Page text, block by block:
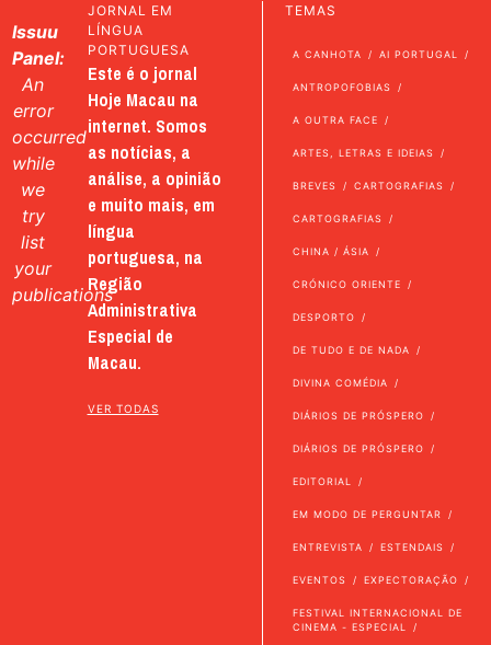
Issuu
Panel:
An
error
occurred
while
we
try
list
your
publications
JORNAL EM
LÍNGUA
PORTUGUESA
Este é o jornal
Hoje Macau na
internet. Somos
as notícias, a
análise, a opinião
e muito mais, em
língua
portuguesa, na
Região
Administrativa
Especial de
Macau.
VER TODAS
TEMAS
A CANHOTA AI PORTUGAL
ANTROPOFOBIAS
A OUTRA FACE
ARTES, LETRAS E IDEIAS
BREVES CARTOGRAFIAS
CARTOGRAFIAS
CHINA / ÁSIA
CRÓNICO ORIENTE
DESPORTO
DE TUDO E DE NADA
DIVINA COMÉDIA
DIÁRIOS DE PRÓSPERO
DIÁRIOS DE PRÓSPERO
EDITORIAL
EM MODO DE PERGUNTAR
ENTREVISTA ESTENDAIS
EVENTOS EXPECTORAÇÃO
FESTIVAL INTERNACIONAL DE
CINEMA - ESPECIAL